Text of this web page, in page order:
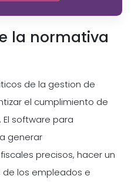
la normativa
de la gestion de
el cumplimiento de
software para
generar
precisos, hacer un
los empleados e